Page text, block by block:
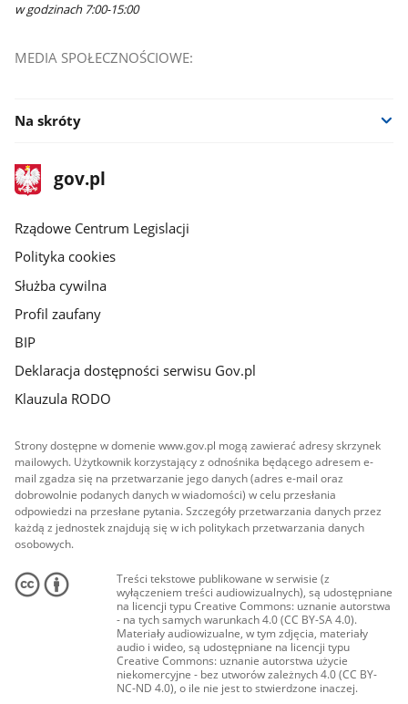
w godzinach 7:00-15:00
MEDIA SPOŁECZNOŚCIOWE:
Na skróty
stopka
gov.plStrona
gov.pl
Rządowe Centrum Legislacji
Polityka cookies
Służba cywilna
Profil zaufany
BIP
Deklaracja dostępności serwisu Gov.pl
Klauzula RODO
Strony dostępne w domenie www.gov.pl mogą zawierać adresy skrzynek
mailowych. Użytkownik korzystający z odnośnika będącego adresem e-
mail zgadza się na przetwarzanie jego danych (adres e-mail oraz
dobrowolnie podanych danych w wiadomości) w celu przesłania
odpowiedzi na przesłane pytania. Szczegóły przetwarzania danych przez
każdą z jednostek znajdują się w ich politykach przetwarzania danych
osobowych.
Treści tekstowe publikowane w serwisie (z
wyłączeniem treści audiowizualnych), są udostępniane
na licencji typu Creative Commons: uznanie autorstwa
- na tych samych warunkach 4.0 (CC BY-SA 4.0).
Materiały audiowizualne, w tym zdjęcia, materiały
audio i wideo, są udostępniane na licencji typu
Creative Commons: uznanie autorstwa użycie
niekomercyjne - bez utworów zależnych 4.0 (CC BY-
NC-ND 4.0), o ile nie jest to stwierdzone inaczej.